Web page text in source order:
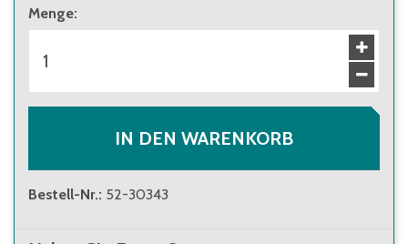
ab 1 Stück
277,00 €
ab 6 Stück
260,00 €
ab 100 Stück
Menge:
IN DEN WARENKORB
Bestell-Nr.: 52-30343